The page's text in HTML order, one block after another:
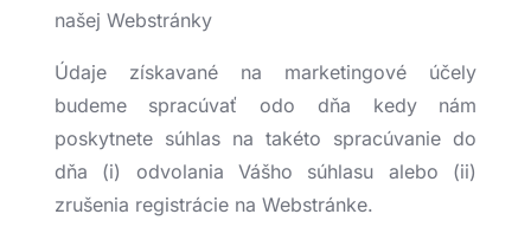
našej Webstránky
Údaje získavané na marketingové účely
budeme spracúvať odo dňa kedy nám
poskytnete súhlas na takéto spracúvanie do
dňa (i) odvolania Vášho súhlasu alebo (ii)
zrušenia registrácie na Webstránke.